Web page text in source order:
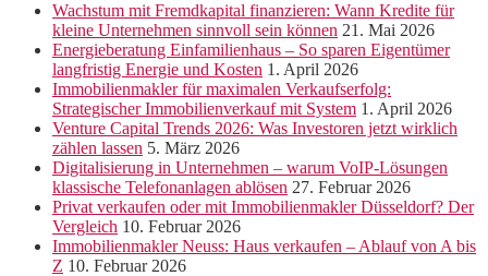
Wachstum mit Fremdkapital finanzieren: Wann Kredite für
kleine Unternehmen sinnvoll sein können 21. Mai 2026
Energieberatung Einfamilienhaus – So sparen Eigentümer
langfristig Energie und Kosten 1. April 2026
Immobilienmakler für maximalen Verkaufserfolg:
Strategischer Immobilienverkauf mit System 1. April 2026
Venture Capital Trends 2026: Was Investoren jetzt wirklich
zählen lassen 5. März 2026
Digitalisierung in Unternehmen – warum VoIP-Lösungen
klassische Telefonanlagen ablösen 27. Februar 2026
Privat verkaufen oder mit Immobilienmakler Düsseldorf? Der
Vergleich 10. Februar 2026
Immobilienmakler Neuss: Haus verkaufen – Ablauf von A bis
Z 10. Februar 2026